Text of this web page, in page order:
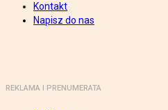
Kontakt
Napisz do nas
REKLAMA I PRENUMERATA